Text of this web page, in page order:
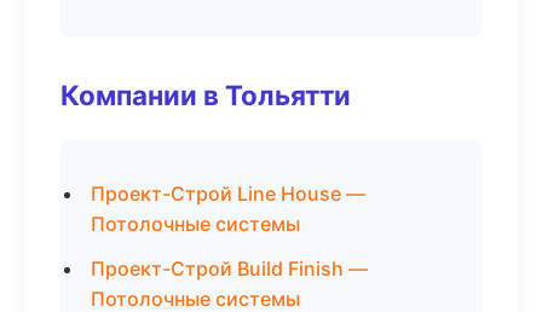
Компании в Тольятти
Проект-Строй Line House —
Потолочные системы
Проект-Строй Build Finish —
Потолочные системы